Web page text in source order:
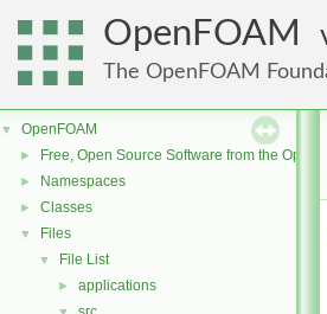
OpenFOAM
The OpenFOAM
▼ OpenFOAM
► Free, Open Source Software from the
► Namespaces
► Classes
▼ Files
▼ File List
► applications